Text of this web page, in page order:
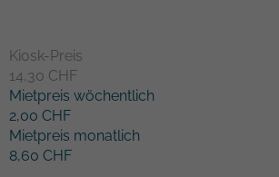
Kiosk-Preis
14,30 CHF
Mietpreis wöchentlich
2,00 CHF
Mietpreis monatlich
8,60 CHF
Name
Anbieter TYPO3
Laufzeit 1 Monat
installiert. Das Cookie
wie Besucher eine